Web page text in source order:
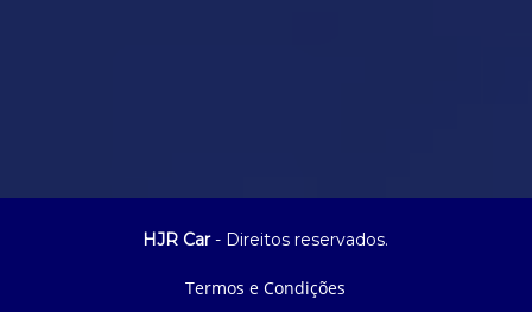
HJR Car- Direitos reservados.
Termos e Condições